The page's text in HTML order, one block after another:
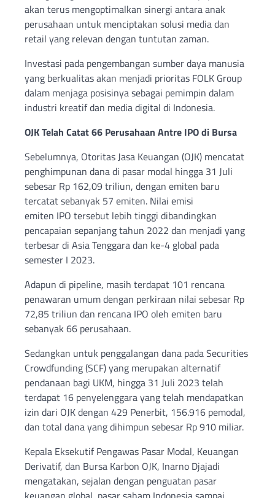
akan terus mengoptimalkan sinergi antara anak
perusahaan untuk menciptakan solusi media dan
retail yang relevan dengan tuntutan zaman.
Investasi pada pengembangan sumber daya manusia
yang berkualitas akan menjadi prioritas FOLK Group
dalam menjaga posisinya sebagai pemimpin dalam
industri kreatif dan media digital di Indonesia.
OJK Telah Catat 66 Perusahaan Antre IPO di Bursa
Sebelumnya, Otoritas Jasa Keuangan (OJK) mencatat
penghimpunan dana di pasar modal hingga 31 Juli
sebesar Rp 162,09 triliun, dengan emiten baru
tercatat sebanyak 57 emiten. Nilai emisi
emiten IPO tersebut lebih tinggi dibandingkan
pencapaian sepanjang tahun 2022 dan menjadi yang
terbesar di Asia Tenggara dan ke-4 global pada
semester I 2023.
Adapun di pipeline, masih terdapat 101 rencana
penawaran umum dengan perkiraan nilai sebesar Rp
72,85 triliun dan rencana IPO oleh emiten baru
sebanyak 66 perusahaan.
Sedangkan untuk penggalangan dana pada Securities
Crowdfunding (SCF) yang merupakan alternatif
pendanaan bagi UKM, hingga 31 Juli 2023 telah
terdapat 16 penyelenggara yang telah mendapatkan
izin dari OJK dengan 429 Penerbit, 156.916 pemodal,
dan total dana yang dihimpun sebesar Rp 910 miliar.
Kepala Eksekutif Pengawas Pasar Modal, Keuangan
Derivatif, dan Bursa Karbon OJK, Inarno Djajadi
mengatakan, sejalan dengan penguatan pasar